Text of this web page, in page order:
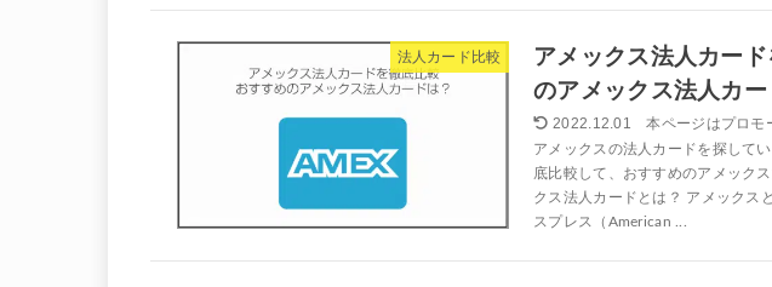
法人カード比較
アメックス法人カー
のアメックス法人カー
2022.12.01
アメックスの法人カードを探して
底比較して、おすすめのアメック
クス法人カードとは？ アメックス
スプレス（American ...